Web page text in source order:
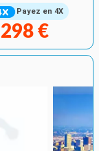
Payez en 4X
298 €